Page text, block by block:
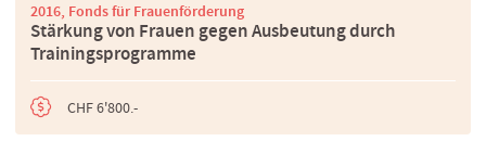
2016, Fonds für Frauenförderung
Stärkung von Frauen gegen Ausbeutung durch
Trainingsprogramme
CHF 6'800.-